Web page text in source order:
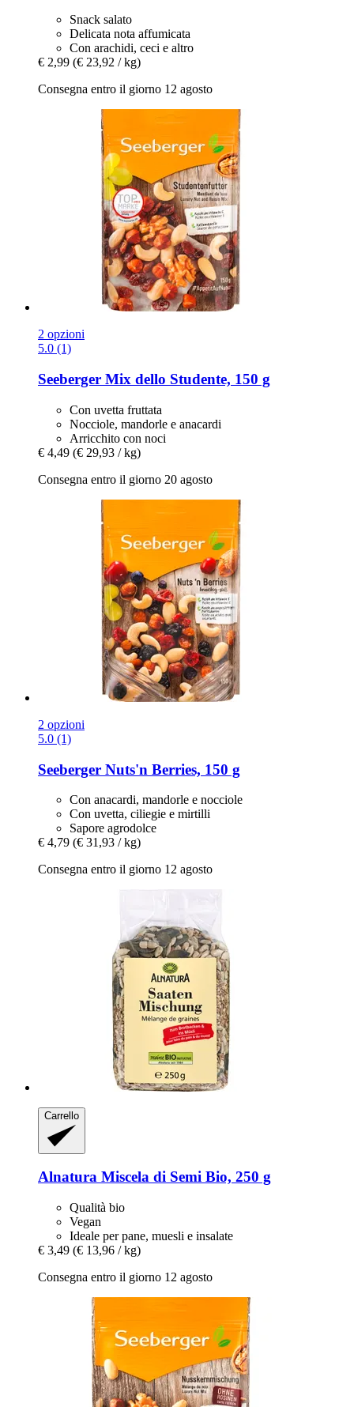
Snack salato
Delicata nota affumicata
Con arachidi, ceci e altro
€ 2,99 (€ 23,92 / kg)
Consegna entro il giorno 12 agosto
2 opzioni
5.0 (1)
Seeberger Mix dello Studente, 150 g
Con uvetta fruttata
Nocciole, mandorle e anacardi
Arricchito con noci
€ 4,49 (€ 29,93 / kg)
Consegna entro il giorno 20 agosto
2 opzioni
5.0 (1)
Seeberger Nuts'n Berries, 150 g
Con anacardi, mandorle e nocciole
Con uvetta, ciliegie e mirtilli
Sapore agrodolce
€ 4,79 (€ 31,93 / kg)
Consegna entro il giorno 12 agosto
Carrello
Alnatura Miscela di Semi Bio, 250 g
Qualità bio
Vegan
Ideale per pane, muesli e insalate
€ 3,49 (€ 13,96 / kg)
Consegna entro il giorno 12 agosto